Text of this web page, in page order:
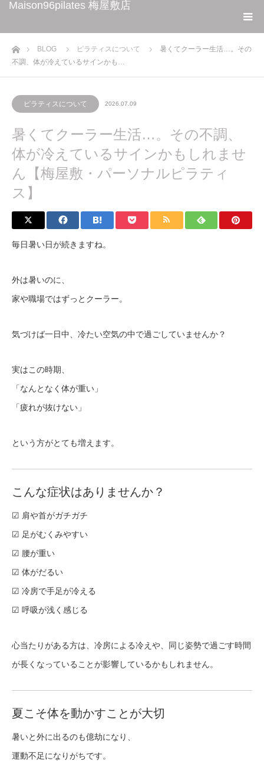
Maison96pilates 梅屋敷店
ホームBLOG ピラティスについて
暑くてクーラー生活…。その
不調、体が冷えているサインかも…
ピラティスについて 2026.07.09
暑くてクーラー生活…。その不調、
体が冷えているサインかもしれませ
ん【梅屋敷・パーソナルピラティ
ス】
毎日暑い日が続きますね。
外は暑いのに、
家や職場ではずっとクーラー。
気づけば一日中、冷たい空気の中で過ごしていませんか？
実はこの時期、
「なんとなく体が重い」
「疲れが抜けない」
という方がとても増えます。
こんな症状はありませんか？
☑ 肩や首がガチガチ
☑ 足がむくみやすい
☑ 腰が重い
☑ 体がだるい
☑ 冷房で手足が冷える
☑ 呼吸が浅く感じる
心当たりがある方は、冷房による冷えや、同じ姿勢で過ごす時間
が長くなっていることが影響しているかもしれません。
夏こそ体を動かすことが大切
暑いと外に出るのも億劫になり、
運動不足になりがちです。